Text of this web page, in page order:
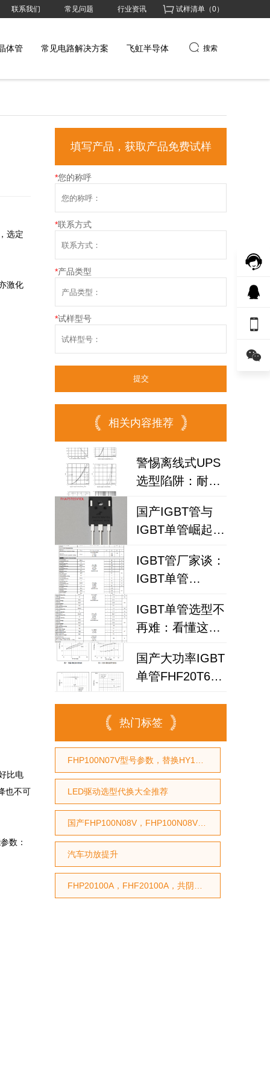
联系我们 常见问题 行业资讯 试样清单（0）
体管 常见电路解决方案 飞虹半导体 搜索
选定
激化
比电
也不可
数：
填写产品，获取产品免费试样
*您的称呼
*联系方式
*产品类型
*试样型号
相关内容推荐
警惕离线式UPS
选型陷阱：耐压
FHA25T120A如
何破解散热失效
风险？
国产IGBT管与
IGBT单管崛起：
为何赢得工程师
青睐？igbt单管
厂家选型参考
IGBT管厂家谈：
IGBT单管
代替仙童
IGBT单管选型不
再难：看懂这个
计效率提升事半
功倍
国产大功率IGBT
单管FHF20T60A
NCE20TD60BF
省成本30%
热门标签
LED驱动选型代换大全推荐
汽车功放提升

